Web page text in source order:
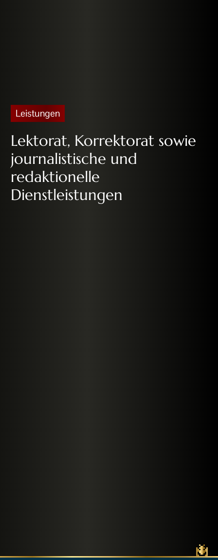
Leistungen
Lektorat, Korrektorat sowie
journalistische und
redaktionelle
Dienstleistungen